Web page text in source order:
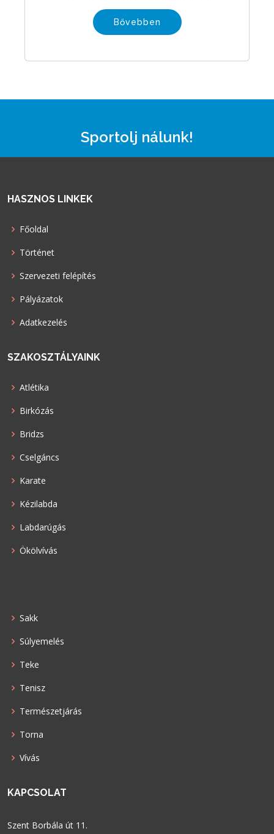
Bővebben
Sportolj nálunk!
HASZNOS LINKEK
Főoldal
Történet
Szervezeti felépítés
Pályázatok
Adatkezelés
SZAKOSZTÁLYAINK
Atlétika
Birkózás
Bridzs
Cselgáncs
Karate
Kézilabda
Labdarúgás
Ökölvívás
Sakk
Súlyemelés
Teke
Tenisz
Természetjárás
Torna
Vívás
KAPCSOLAT
Szent Borbála út 11.